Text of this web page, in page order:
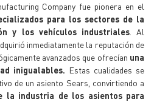
Company fue pionera en el
para los sectores de la
y los vehículos industriales. Al
inmediatamente la reputación de
avanzados que ofrecían una
inigualables. Estas cualidades se
de un asiento Sears, convirtiendo a
la industria de los asientos para